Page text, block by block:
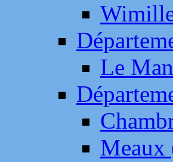
Le
Meaux